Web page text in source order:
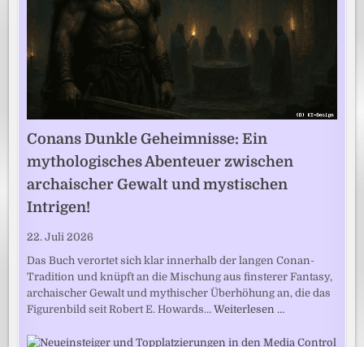
Conans Dunkle Geheimnisse: Ein
mythologisches Abenteuer zwischen
archaischer Gewalt und mystischen
Intrigen!
22. Juli 2026
Das Buch verortet sich klar innerhalb der langen Conan-
Tradition und knüpft an die Mischung aus finsterer Fantasy,
archaischer Gewalt und mythischer Überhöhung an, die das
Figurenbild seit Robert E. Howards…Weiterlesen …